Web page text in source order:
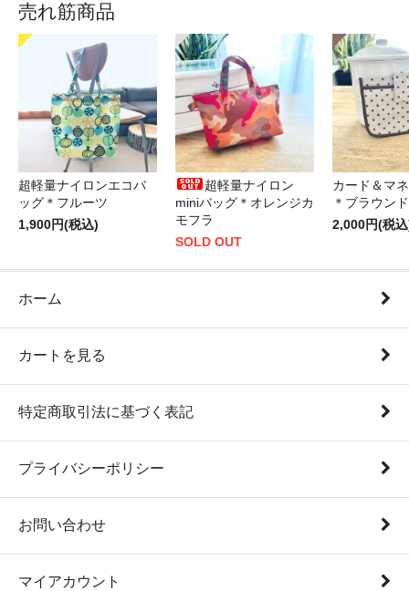
売れ筋商品
超軽量ナイロンエコバ
ッグ＊フルーツ
1,900円(税込)
超軽量ナイロン
miniバッグ＊オレンジカ
モフラ
SOLD OUT
カード＆マ
＊ブラウン
2,000円(税
ホーム
カートを見る
特定商取引法に基づく表記
プライバシーポリシー
お問い合わせ
マイアカウント